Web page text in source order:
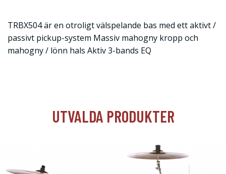
TRBX504 är en otroligt välspelande bas med ett aktivt /
passivt pickup-system Massiv mahogny kropp och
mahogny / lönn hals Aktiv 3-bands EQ
UTVALDA PRODUKTER